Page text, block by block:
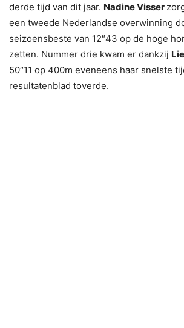
derde tijd van dit jaar. Nadine Visser
een tweede Nederlandse overwinning
seizoensbeste van 12″43 op de hoge
zetten. Nummer drie kwam er dankzij
50″11 op 400m eveneens haar snelste
resultatenblad toverde.